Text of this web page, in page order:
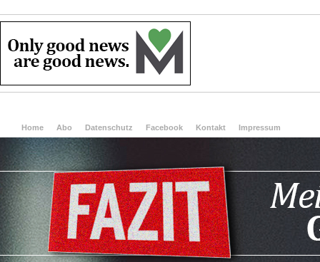
Home Abo Datenschutz Facebook Kontakt Impressum